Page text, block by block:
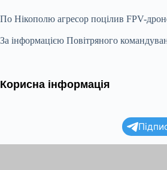
По Нікополю агресор поцілив FPV-
За інформацією Повітряного
Корисна інформація